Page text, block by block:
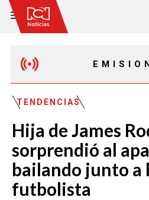
EMISIÓN
EMISIÓN
TENDENCIAS
Hija de James
sorprendió al
bailando junto a
futbolista